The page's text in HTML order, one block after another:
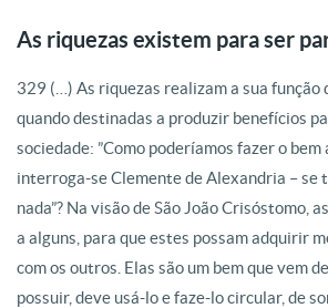
As riquezas existem para ser
329 (…) As riquezas realizam a sua função
quando destinadas a produzir benefícios
sociedade: ”Como poderíamos fazer o bem
interroga-se Clemente de Alexandria – se
nada”? Na visão de São João Crisóstomo,
a alguns, para que estes possam adquirir
com os outros. Elas são um bem que vem
possuir, deve usá-lo e faze-lo circular, de